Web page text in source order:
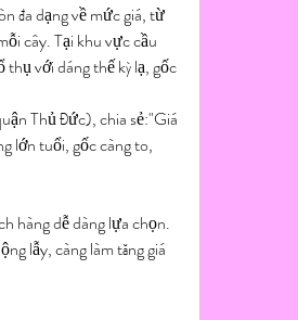
đa dạng về mức giá, từ
cây. Tại khu vực cầu
với dáng thế kỳ lạ, gốc
Thủ Đức), chia sẻ:"Giá
lớn tuổi, gốc càng to,
hàng dễ dàng lựa chọn.
lẫy, càng làm tăng giá